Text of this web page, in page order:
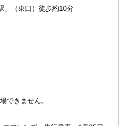
」（東口）徒歩約10分
できません。